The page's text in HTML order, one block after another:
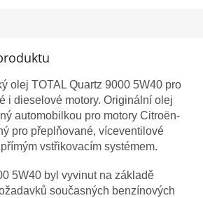
olej TOTAL Quartz 9000 5W40 pro
i dieselové motory. Originální olej
automobilkou pro motory Citroën-
pro přeplňované, víceventilové
vstřikovacím systémem.
5W40 byl vyvinut na základě
současných benzínových